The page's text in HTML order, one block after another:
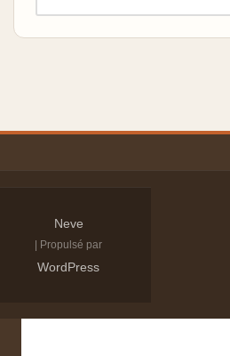
Neve
| Propulsé par
WordPress